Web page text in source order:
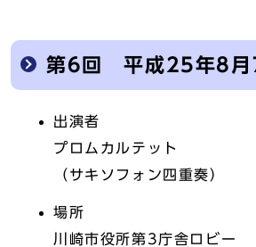
第6回 平成25年8月7
出演者
プロムカルテット
（サキソフォン四重奏）
場所
川崎市役所第3庁舎ロビー